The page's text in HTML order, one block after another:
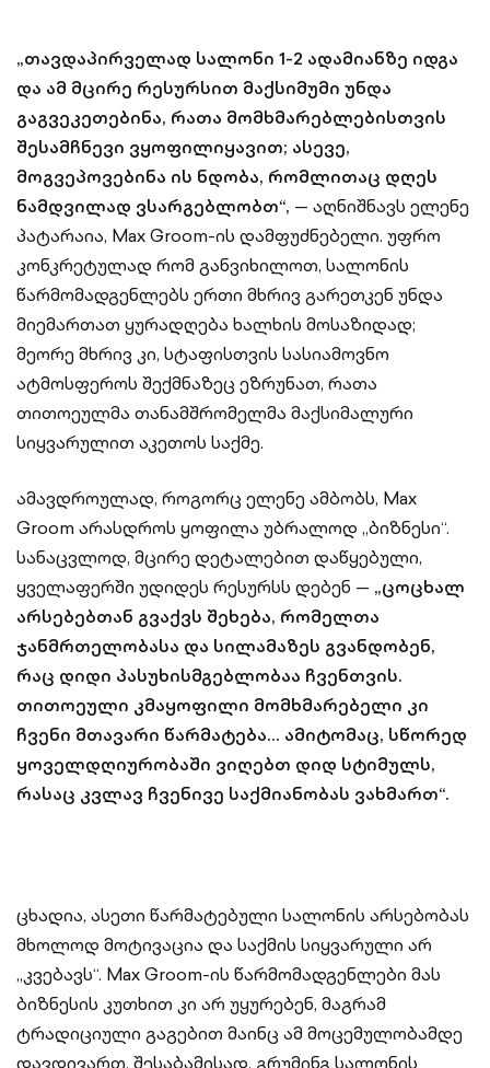
„თავდაპირველად სალონი 1-2 ადამიანზე იდგა
და ამ მცირე რესურსით მაქსიმუმი უნდა
გაგვეკეთებინა, რათა მომხმარებლებისთვის
შესამჩნევი ვყოფილიყავით; ასევე,
მოგვეპოვებინა ის ნდობა, რომლითაც დღეს
ნამდვილად ვსარგებლობთ“, — აღნიშნავს ელენე
პატარაია, Max Groom-ის დამფუძნებელი. უფრო
კონკრეტულად რომ განვიხილოთ, სალონის
წარმომადგენლებს ერთი მხრივ გარეთკენ უნდა
მიემართათ ყურადღება ხალხის მოსაზიდად;
მეორე მხრივ კი, სტაფისთვის სასიამოვნო
ატმოსფეროს შექმნაზეც ეზრუნათ, რათა
თითოეულმა თანამშრომელმა მაქსიმალური
სიყვარულით აკეთოს საქმე.
ამავდროულად, როგორც ელენე ამბობს, Max
Groom არასდროს ყოფილა უბრალოდ „ბიზნესი“.
სანაცვლოდ, მცირე დეტალებით დაწყებული,
ყველაფერში უდიდეს რესურსს დებენ — „ცოცხალ
არსებებთან გვაქვს შეხება, რომელთა
ჯანმრთელობასა და სილამაზეს გვანდობენ,
რაც დიდი პასუხისმგებლობაა ჩვენთვის.
თითოეული კმაყოფილი მომხმარებელი კი
ჩვენი მთავარი წარმატება… ამიტომაც, სწორედ
ყოველდღიურობაში ვიღებთ დიდ სტიმულს,
რასაც კვლავ ჩვენივე საქმიანობას ვახმართ“.
ცხადია, ასეთი წარმატებული სალონის არსებობას
მხოლოდ მოტივაცია და საქმის სიყვარული არ
„კვებავს“. Max Groom-ის წარმომადგენლები მას
ბიზნესის კუთხით კი არ უყურებენ, მაგრამ
ტრადიციული გაგებით მაინც ამ მოცემულობამდე
დავდივართ. შესაბამისად, გრუმინგ სალონის